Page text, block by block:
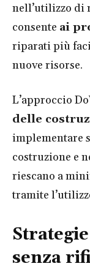
nell’utilizzo di
consente ai
riparati più
nuove risorse.
L’approccio
delle
implementare
costruzione e
riescano a
tramite
senza